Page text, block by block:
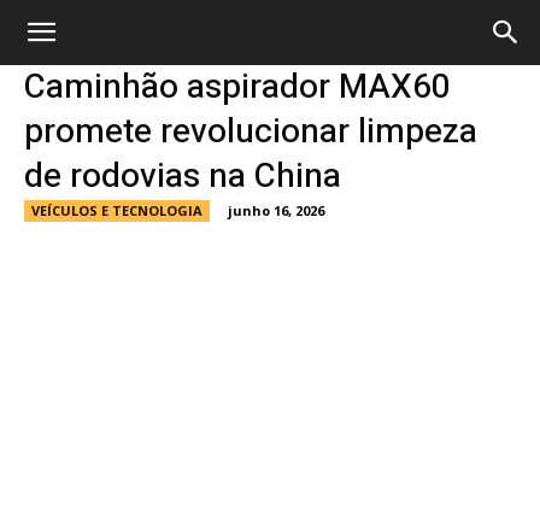
Caminhão aspirador MAX60
promete revolucionar limpeza
de rodovias na China
VEÍCULOS E TECNOLOGIA junho 16, 2026